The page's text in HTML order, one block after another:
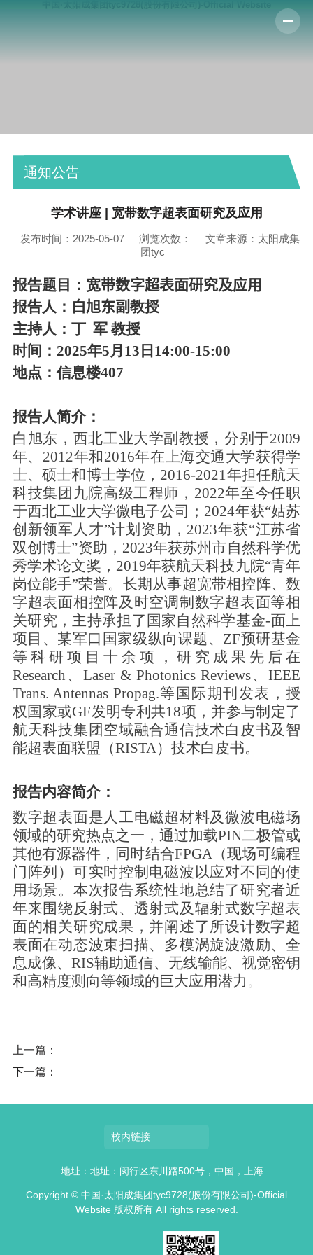
通知公告
学术讲座 | 宽带数字超表面研究及应用
发布时间：2025-05-07 浏览次数：
文章来源：太阳成集
团tyc
报告题目： 宽带数字超表面研究及应用
报告人： 白旭东副教授
主持人：丁 军 教授
时间： 2025年5月 13 日 14:00-15:00
地点：信息楼407
报告人简介：
白旭东，西北工业大学副教授，分别于2009
年、 2012年和2016年在上海交通大学获得学
士、硕士和博士学位， 2016-2021年担任航天
科技集团九院高级工程师， 2022年至今任职
于西北工业大学微电子公司； 2024年获“姑苏
创新领军人才”计划资助， 2023年获“江苏省
双创博士”资助， 2023年获苏州市自然科学优
秀学术论文奖， 2019年获航天科技九院“青年
岗位能手”荣誉。长期从事超宽带相控阵、数
字超表面相控阵及时空调制数字超表面等相
关研究，主持承担了国家自然科学基金-面上
项目、某军口国家级纵向课题、 ZF预研基金
等科研项目十余项，研究成果先后在
Research 、 Laser & Photonics Reviews、IEEE
Trans. Antennas Propag.等国际期刊发表，授
权国家或GF发明专利共18项，并参与制定了
航天科技集团空域融合通信技术白皮书及智
能超表面联盟（RISTA）技术白皮书。
报告内容简介：
数字超表面是人工电磁超材料及微波电磁场
领域的研究热点之一，通过加载PIN二极管或
其他有源器件，同时结合FPGA（现场可编程
门阵列）可实时控制电磁波以应对不同的使
用场景。本次报告系统性地总结了研究者近
年来围绕反射式、透射式及辐射式数字超表
面的相关研究成果，并阐述了所设计数字超
表面在动态波束扫描、多模涡旋波激励、全
息成像、RIS辅助通信、无线输能、视觉密钥
和高精度测向等领域的巨大应用潜力。
上一篇：
下一篇：
校内链接
地址：地址：闵行区东川路500号，中国，上海
Copyright © 中国·太阳成集团tyc9728(股份有限公司)-Official
Website 版权所有 All rights reserved.